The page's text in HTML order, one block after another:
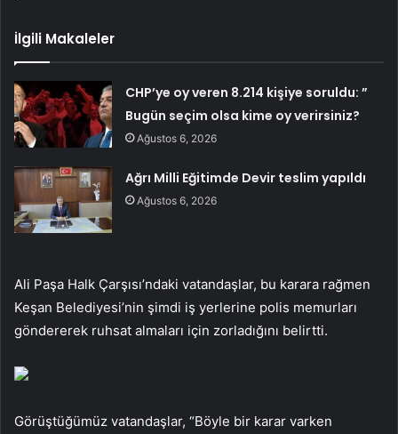
İlgili Makaleler
CHP’ye oy veren 8.214 kişiye soruldu: ”
Bugün seçim olsa kime oy verirsiniz?
Ağustos 6, 2026
Ağrı Milli Eğitimde Devir teslim yapıldı
Ağustos 6, 2026
Ali Paşa Halk Çarşısı’ndaki vatandaşlar, bu karara rağmen
Keşan Belediyesi’nin şimdi iş yerlerine polis memurları
göndererek ruhsat almaları için zorladığını belirtti.
Görüştüğümüz vatandaşlar, “Böyle bir karar varken